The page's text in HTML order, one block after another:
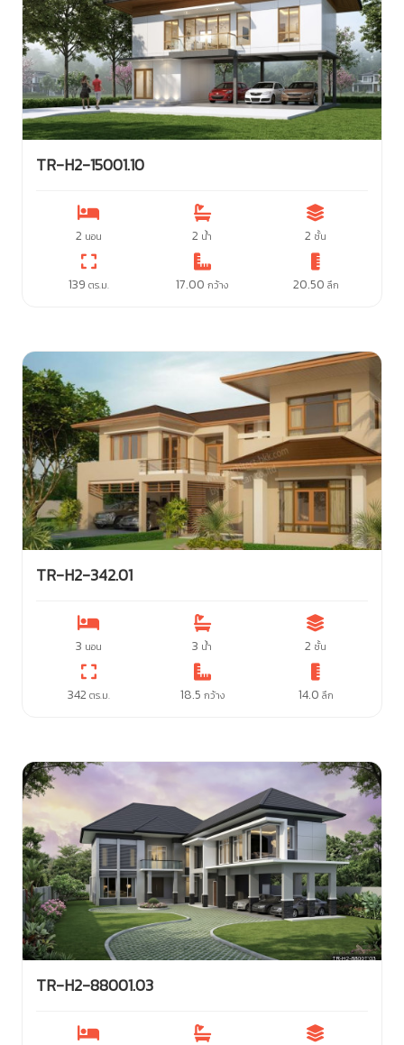
TR-H2-15001.10
2 นอน 2 น้ำ 2 ชั้น
139 ตร.ม. 17.00 กว้าง 20.50 ลึก
TR-H2-342.01
3 นอน 3 น้ำ 2 ชั้น
342 ตร.ม. 18.5 กว้าง 14.0 ลึก
TR-H2-88001.03